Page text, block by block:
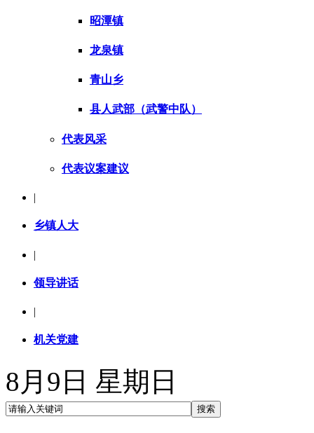
昭潭镇
龙泉镇
青山乡
县人武部（武警中队）
代表风采
代表议案建议
|
乡镇人大
|
领导讲话
|
机关党建
8月9日 星期日